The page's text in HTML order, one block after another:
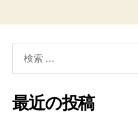
況
象:
最近の投稿